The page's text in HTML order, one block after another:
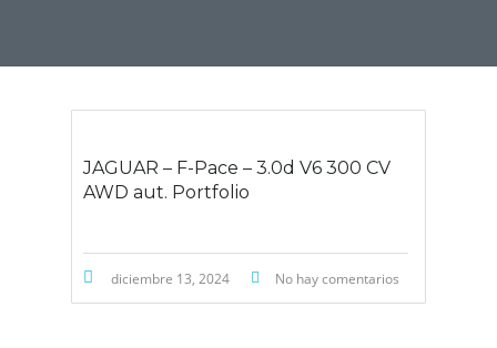
JAGUAR – F-Pace – 3.0d V6 300 CV
AWD aut. Portfolio
diciembre 13, 2024 No hay comentarios